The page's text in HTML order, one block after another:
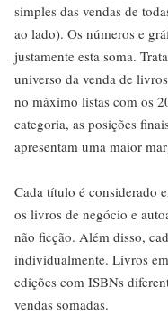
simples das vendas de
ao lado). Os números e
justamente esta soma.
universo da venda de
no máximo listas com os
categoria, as posições
apresentam uma maior
Cada título é considerado
os livros de negócio e
não ficção. Além disso,
individualmente. Livros
edições com ISBNs
vendas somadas.